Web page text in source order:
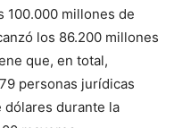
100.000 millones de
los 86.200 millones
que, en total,
personas jurídicas
dólares durante la